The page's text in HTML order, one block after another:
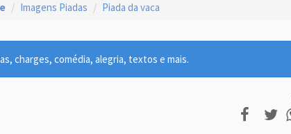
Imagens Piadas Piada da vaca
charges, comédia, alegria, textos e mais.